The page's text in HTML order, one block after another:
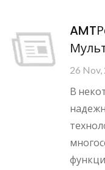
26 Nov,
В